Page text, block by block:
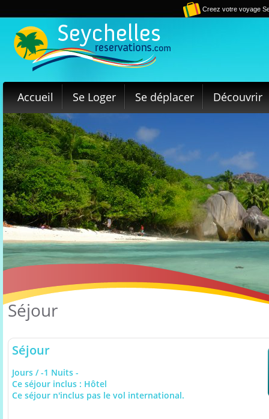
Creez votre voyage
Accueil Se Loger Se déplacer Découvrir
Séjour
Séjour
Jours / -1 Nuits -
Ce séjour inclus : Hôtel
Ce séjour n'inclus pas le vol international.